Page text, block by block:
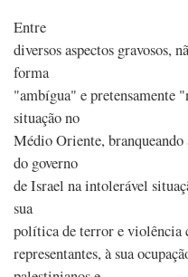
Entre
diversos aspectos gravosos,
forma
"ambígua" e pretensamente
situação no
Médio Oriente, branqueando
do governo
de Israel na intolerável
sua
política de terror e violência
representantes, à sua